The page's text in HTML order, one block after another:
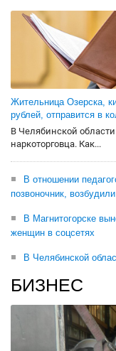
Жительница Озерска,
рублей, отправится в
В Челябинской
наркоторговца. Как...
В отношении
позвоночник,
В Магнитогорске
женщин в соцсетях
В Челябинской
БИЗНЕС